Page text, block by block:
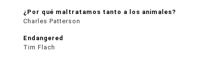
¿Por qué maltratamos tanto a los animales?
Charles Patterson
Endangered
Tim Flach